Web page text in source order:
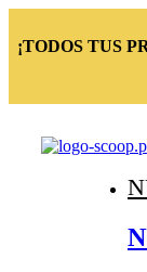
¡TODOS TUS